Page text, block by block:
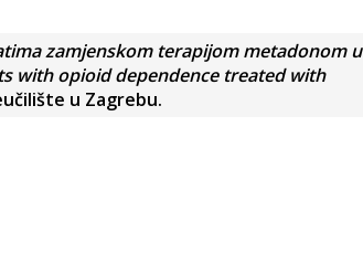
zamjenskom terapijom metadonom u
with opioid dependence treated with
u Zagrebu.